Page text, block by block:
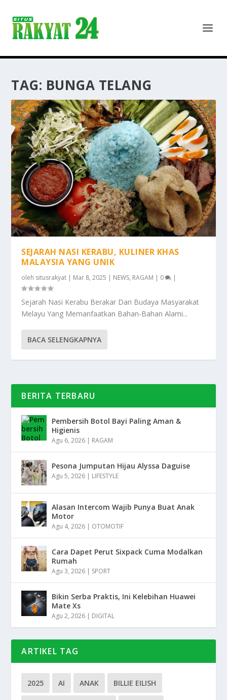
TAG: BUNGA TELANG
SEJARAH NASI KERABU, KULINER KHAS
MALAYSIA YANG UNIK
oleh situsrakyat | Mar 8, 2025 | NEWS, RAGAM | 0 |
Sejarah Nasi Kerabu Berakar Dari Budaya Masyarakat
Melayu Yang Memanfaatkan Bahan-Bahan Alami...
BACA SELENGKAPNYA
BERITA TERBARU
Pembersih Botol Bayi Paling Aman &
Higienis
Agu 6, 2026 | RAGAM
Pesona Jumputan Hijau Alyssa Daguise
Agu 5, 2026 | LIFESTYLE
Alasan Intercom Wajib Punya Buat Anak
Motor
Agu 4, 2026 | OTOMOTIF
Cara Dapet Perut Sixpack Cuma Modalkan
Rumah
Agu 3, 2026 | SPORT
Bikin Serba Praktis, Ini Kelebihan Huawei
Mate Xs
Agu 2, 2026 | DIGITAL
ARTIKEL TAG
2025 AI ANAK BILLIE EILISH